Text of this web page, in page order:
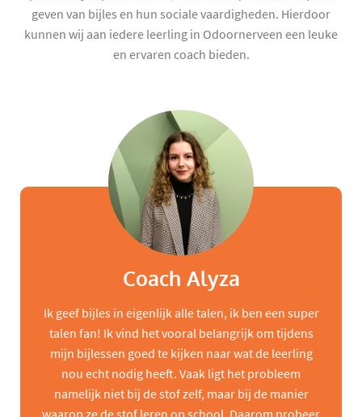
geven van bijles en hun sociale vaardigheden. Hierdoor
kunnen wij aan iedere leerling in Odoornerveen een leuke
en ervaren coach bieden.
Coach Alyza
Ik geef bijles in eigenlijk alle talen, ik ben een super
talen fan! Ik vind het vooral belangrijk om tijdens
mijn bijlessen goed te kijken naar wat de leerling
nou echt nodig heeft. Vaak ligt het probleem
namelijk niet bij de stof zelf, maar bij de manier